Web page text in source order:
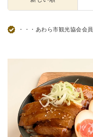
・・・あわら市観光協会会員